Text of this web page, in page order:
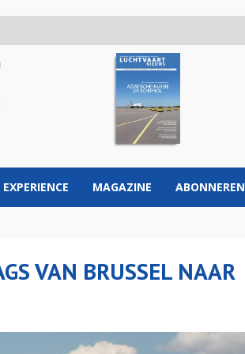
EXPERIENCE MAGAZINE ABONNEREN
VAN BRUSSEL NAAR